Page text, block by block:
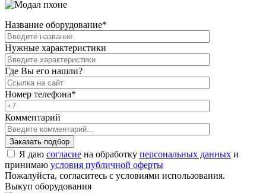
Название оборудование*
Нужные характеристики
Где Вы его нашли?
Номер телефона*
Комментарий
Я даю согласие на обработку персональных данных и
принимаю условия публичной оферты
Пожалуйста, согласитесь с условиями использования.
Выкуп оборудования